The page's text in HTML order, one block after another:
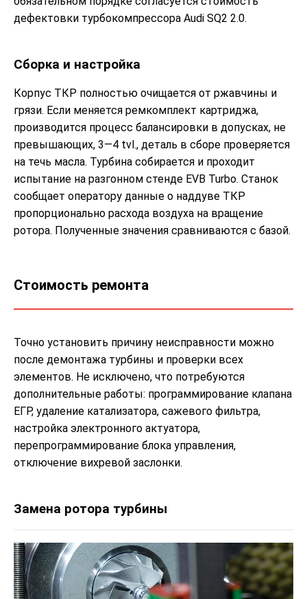
дефектовки турбокомпрессора Audi SQ2 2.0.
Сборка и настройка
Корпус ТКР полностью очищается от ржавчины и
грязи. Если меняется ремкомплект картриджа,
производится процесс балансировки в допусках, не
превышающих, 3—4 tvl., деталь в сборе проверяется
на течь масла. Турбина собирается и проходит
испытание на разгонном стенде EVB Turbo. Станок
сообщает оператору данные о наддуве ТКР
пропорционально расхода воздуха на вращение
ротора. Полученные значения сравниваются с базой.
Стоимость ремонта
Точно установить причину неисправности можно
после демонтажа турбины и проверки всех
элементов. Не исключено, что потребуются
дополнительные работы: программирование клапана
ЕГР, удаление катализатора, сажевого фильтра,
настройка электронного актуатора,
перепрограммирование блока управления,
отключение вихревой заслонки.
Замена ротора турбины